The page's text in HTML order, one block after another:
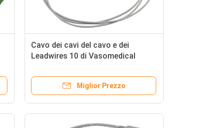
Cavo dei cavi del cavo e dei
Leadwires 10 di Vasomedical
Miglior Prezzo